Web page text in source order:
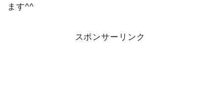
ます^^
スポンサーリンク